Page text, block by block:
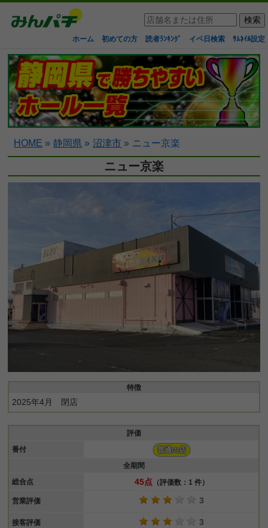
ホーム 初めての方 読者ﾗﾝｷﾝｸﾞ イベ日検索 ｻﾑﾈｲﾙ設定
HOME » 静岡県 » 沼津市 » ニュー京楽
ニュー京楽
特徴
2025年4月 閉店
評価
番付
普通の店
全期間
総合点
45点 （評価数：1 件）
営業評価 3
接客評価 3